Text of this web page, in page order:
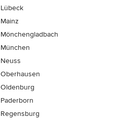
Lübeck
Mainz
Mönchen­gladbach
München
Neuss
Oberhausen
Oldenburg
Paderborn
Regensburg